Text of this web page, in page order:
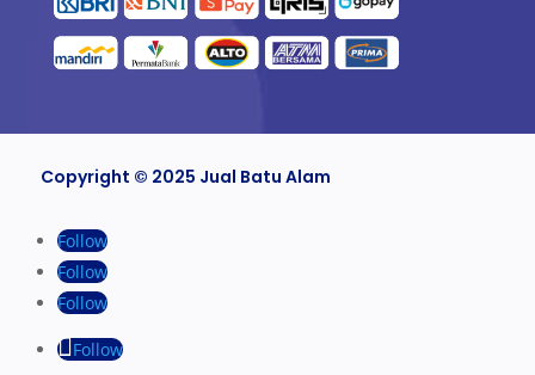
Copyright © 2025 Jual Batu Alam
Follow
Follow
Follow
Follow